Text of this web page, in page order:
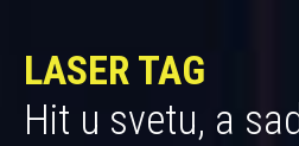
LASER TAG
Hit u svetu, a